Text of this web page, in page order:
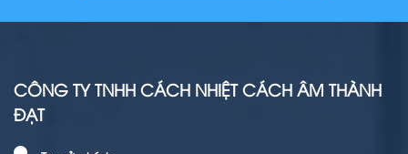
CÔNG TY TNHH CÁCH NHIỆT CÁCH ÂM THÀNH
ĐẠT